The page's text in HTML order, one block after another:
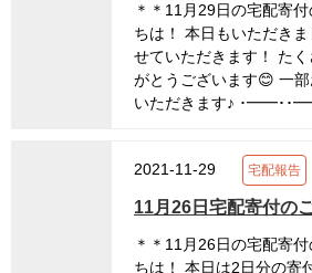
＊＊11月29日の宅配寄
ちは！ 本日もいただき
せていただきます！ た
がとうございます😊 一
いただきます♪ ･━━･
2021-11-29 宅配報告
11月26日宅配寄付の
＊＊11月26日の宅配寄
ちは！ 本日は2日分の寄